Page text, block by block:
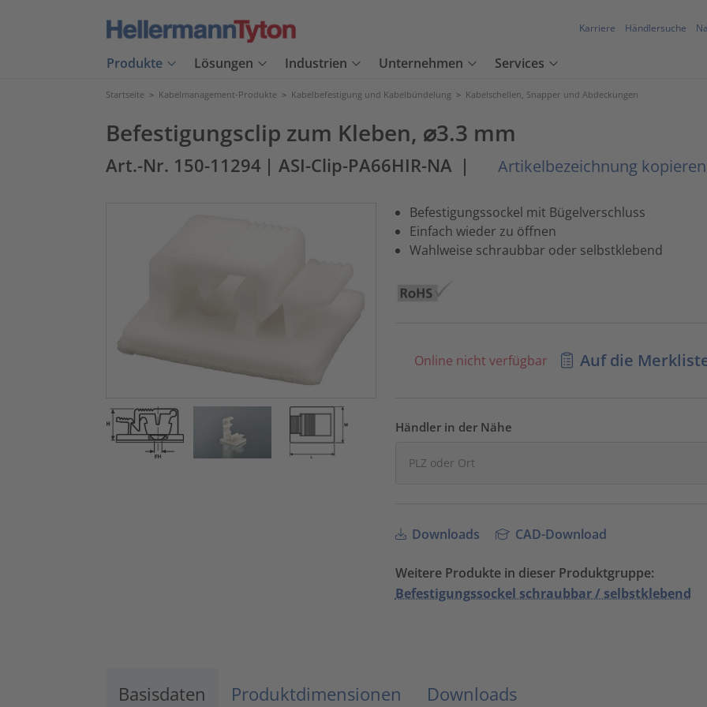
Karriere Händlersuche
Produkte Lösungen Industrien Unternehmen Services
Startseite > Kabelmanagement-Produkte > Kabelbefestigung und Kabelbündelung > Kabelschellen, Snapper und Abdeckungen
Befestigungsclip zum Kleben, ⌀3.3 mm
Art.-Nr. 150-11294 | ASI-Clip-PA66HIR-NA | Artikelbezeichnung kopieren
Befestigungssockel mit Bügelverschluss
Einfach wieder zu öffnen
Wahlweise schraubbar oder selbstklebend
Online nicht verfügbar Auf die
Händler in der Nähe
Downloads CAD-Download
Weitere Produkte in dieser Produktgruppe:
Befestigungssockel schraubbar / selbstklebend
Basisdaten Produktdimensionen Downloads